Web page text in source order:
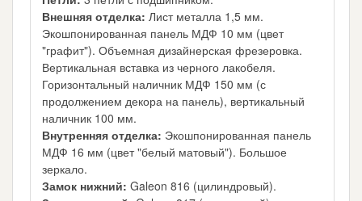
Внешняя отделка: Лист металла 1,5 мм.
Экошпонированная панель МДФ 10 мм (цвет
"графит"). Объемная дизайнерская фрезеровка.
Вертикальная вставка из черного лакобеля.
Горизонтальный наличник МДФ 150 мм (с
продолжением декора на панель), вертикальный
наличник 100 мм.
Внутренняя отделка: Экошпонированная панель
МДФ 16 мм (цвет "белый матовый"). Большое
зеркало.
Замок нижний: Galeon 816 (цилиндровый).